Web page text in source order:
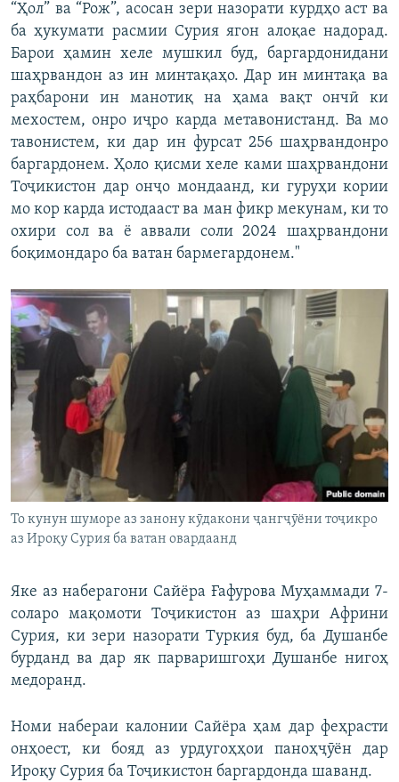
“Ҳол” ва “Рож”, асосан зери назорати курдҳо аст ва
ба ҳукумати расмии Сурия ягон алоқае надорад.
Барои ҳамин хеле мушкил буд, баргардонидани
шаҳрвандон аз ин минтақаҳо. Дар ин минтақа ва
раҳбарони ин манотиқ на ҳама вақт ончӣ ки
мехостем, онро иҷро карда метавонистанд. Ва мо
тавонистем, ки дар ин фурсат 256 шаҳрвандонро
баргардонем. Ҳоло қисми хеле ками шаҳрвандони
Тоҷикистон дар онҷо мондаанд, ки гуруҳи кории
мо кор карда истодааст ва ман фикр мекунам, ки то
охири сол ва ё аввали соли 2024 шаҳрвандони
боқимондаро ба ватан бармегардонем."
То кунун шуморе аз занону кӯдакони ҷангҷӯёни тоҷикро
аз Ироқу Сурия ба ватан овардаанд
Яке аз наберагони Сайёра Ғафурова Муҳаммади 7-
соларо мақомоти Тоҷикистон аз шаҳри Африни
Сурия, ки зери назорати Туркия буд, ба Душанбе
бурданд ва дар як парваришгоҳи Душанбе нигоҳ
медоранд.
Номи набераи калонии Сайёра ҳам дар феҳрасти
онҳоест, ки бояд аз урдугоҳҳои паноҳҷӯён дар
Ироқу Сурия ба Тоҷикистон баргардонда шаванд.